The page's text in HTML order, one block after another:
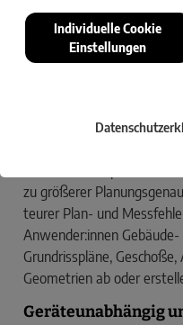
Individuelle Cookie
Einstellungen
Auch im Holzbau ist
Verbindung mit
Ob Neubau, Umbau oder
zu größerer
teurer Plan- und
Anwender:innen
Grundrisspläne,
Geometrien ab oder
Geräteunabhängig